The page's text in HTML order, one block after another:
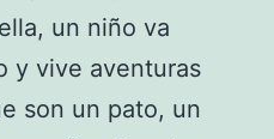
un niño va
y vive aventuras
son un pato, un